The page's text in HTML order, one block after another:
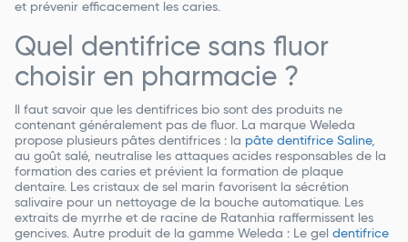
et prévenir efficacement les caries.
Quel dentifrice sans fluor
choisir en pharmacie ?
Il faut savoir que les dentifrices bio sont des produits ne
contenant généralement pas de fluor. La marque Weleda
propose plusieurs pâtes dentifrices : la pâte dentifrice Saline,
au goût salé, neutralise les attaques acides responsables de la
formation des caries et prévient la formation de plaque
dentaire. Les cristaux de sel marin favorisent la sécrétion
salivaire pour un nettoyage de la bouche automatique. Les
extraits de myrrhe et de racine de Ratanhia raffermissent les
gencives. Autre produit de la gamme Weleda : Le gel dentifrice